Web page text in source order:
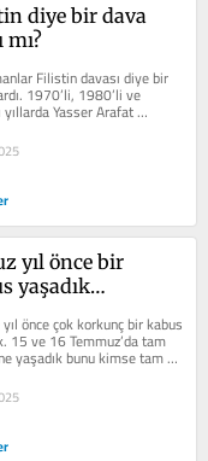
diye bir dava
mı?
Filistin davası diye bir
1970’li, 1980’li ve
yıllarda Yasser Arafat
Al Fetih teşkilatının...
yıl önce bir
yaşadık…
önce çok korkunç bir kabus
15 ve 16 Temmuz’da tam
yaşadık bunu kimse tam
anlatamıyor… Bir tek şey...